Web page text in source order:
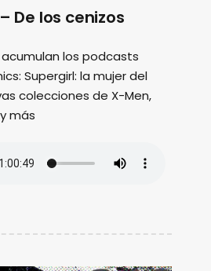
De los cenizos
los podcasts
Supergirl: la mujer del
colecciones de X-Men,
más